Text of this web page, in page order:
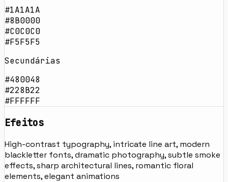
#1A1A1A
#8B0000
#C0C0C0
#F5F5F5
Secundárias
#480048
#228B22
#FFFFFF
Efeitos
High-contrast typography, intricate line art, modern
blackletter fonts, dramatic photography, subtle smoke
effects, sharp architectural lines, romantic floral
elements, elegant animations